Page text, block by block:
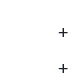
+
+